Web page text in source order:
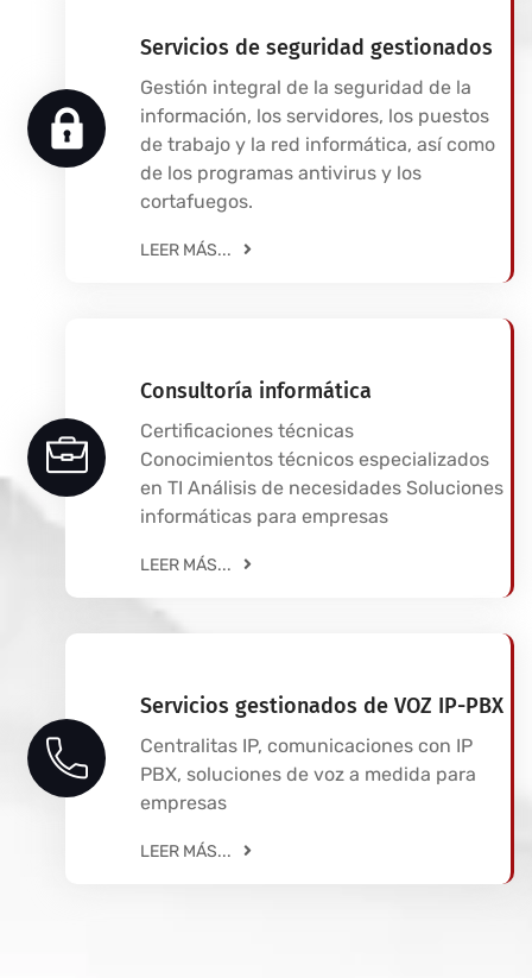
Servicios de seguridad gestionados
Gestión integral de la seguridad de la
información, los servidores, los puestos
de trabajo y la red informática, así como
de los programas antivirus y los
cortafuegos.
LEER MÁS...
Consultoría informática
Certificaciones técnicas
Conocimientos técnicos especializados
en TI Análisis de necesidades Soluciones
informáticas para empresas
LEER MÁS...
Servicios gestionados de VOZ IP-PBX
Centralitas IP, comunicaciones con IP
PBX, soluciones de voz a medida para
empresas
LEER MÁS...